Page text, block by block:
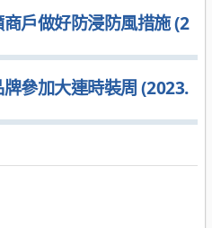
戶做好防浸防風措施 (2
參加大連時裝周 (2023.